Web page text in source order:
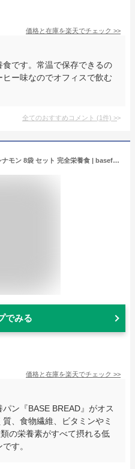
価格と在庫を楽天でチェック >>
です。常温で保存できるの
ー味なのでオフィスで飲む
全てのおすすめコメント (1件) >
BASE BREAD メープル 8袋 シナモン 8袋 セット 完全栄養食 | basefood 栄養食 置き換え ダイエット 食品 満腹感 糖質制限 糖質オフ 低糖質 パン タンパク質 糖質 おやつ お菓子 全粒粉 間食 ベースブレッド ベースフード
でみる
価格と在庫を楽天でチェック >>
ン『BASE BREAD』がオス
、食物繊維、ビタミンやミ
の栄養素がすべて摂れる低
す。